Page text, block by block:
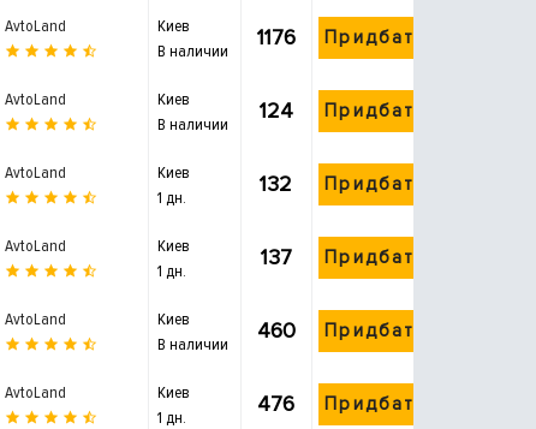
AvtoLand
Киев
В наличии
1176 Придбати
AvtoLand
Киев
В наличии
124 Придбати
AvtoLand
Киев
1 дн.
132 Придбати
AvtoLand
Киев
1 дн.
137 Придбати
AvtoLand
Киев
В наличии
460 Придбати
AvtoLand
Киев
1 дн.
476 Придбати